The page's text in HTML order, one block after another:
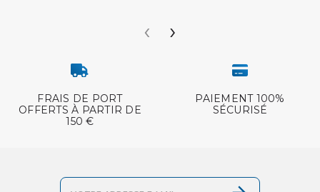
‹ ›
FRAIS DE PORT
OFFERTS À PARTIR DE
150 €
PAIEMENT 100%
SÉCURISÉ